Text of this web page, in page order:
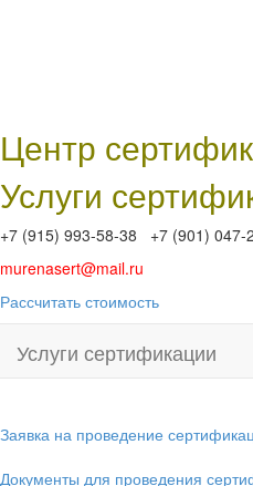
Центр
Услуги
+7 (915) 993-58-38 +7 (901) 047-
murenasert@mail.ru
Рассчитать стоимость
Услуги сертификации
Заявка на проведение
Документы для проведения